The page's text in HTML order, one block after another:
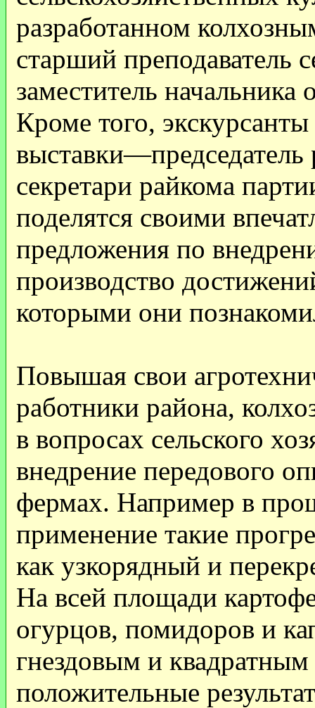
разработанном
старший преподаватель
заместитель начальника
Кроме того,
секретари райкома
поделятся своими
предложения по
производство
которыми они
Повышая свои
работники района,
в вопросах сельского
внедрение передового
фермах. Например в
применение такие
как узкорядный и
На всей площади
огурцов, помидоров и
гнездовым и
положительные